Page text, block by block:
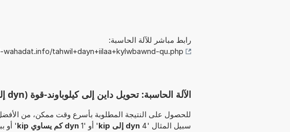
رابط مباشر للآلة الحاسبة:
tahwil+dayn+iilaa+kylwbawnd-qu.php
الآلة الحاسبة: تحويل داين إلى كيلوباوند-قوة (dyn إلى kip)
للحصول على النتيجة المطلوبة بأسرع وقت ممكن، من
سبيل المثال '4
dyn إلى kip ' أو '1 dyn كم يساوي kip ' أو